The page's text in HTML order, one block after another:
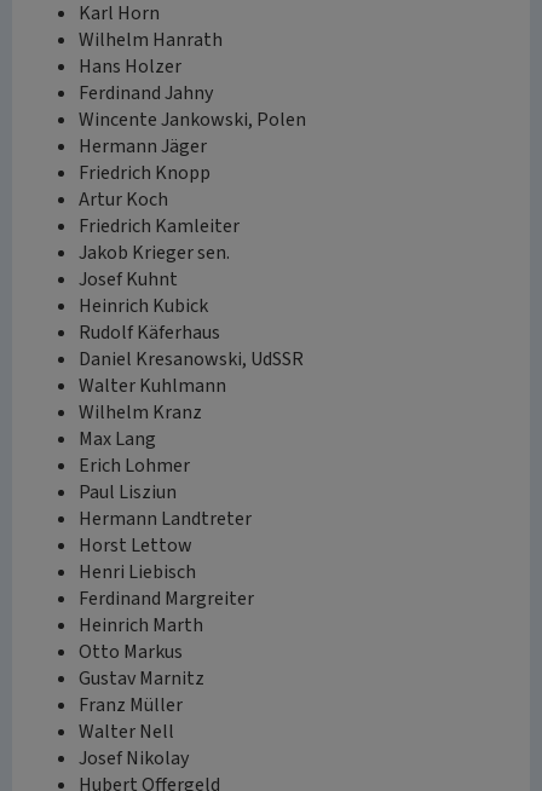
Karl Horn
Wilhelm Hanrath
Hans Holzer
Ferdinand Jahny
Wincente Jankowski, Polen
Hermann Jäger
Friedrich Knopp
Artur Koch
Friedrich Kamleiter
Jakob Krieger sen.
Josef Kuhnt
Heinrich Kubick
Rudolf Käferhaus
Daniel Kresanowski, UdSSR
Walter Kuhlmann
Wilhelm Kranz
Max Lang
Erich Lohmer
Paul Lisziun
Hermann Landtreter
Horst Lettow
Henri Liebisch
Ferdinand Margreiter
Heinrich Marth
Otto Markus
Gustav Marnitz
Franz Müller
Walter Nell
Josef Nikolay
Hubert Offergeld